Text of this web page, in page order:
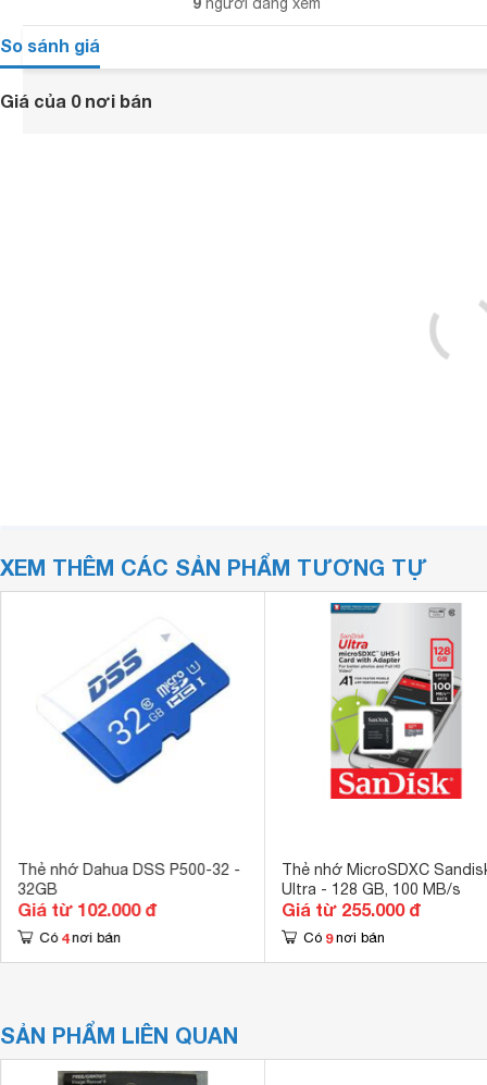
So sánh giá
Giá của 0 nơi bán
XEM THÊM CÁC SẢN PHẨM TƯƠNG TỰ
Thẻ nhớ Dahua DSS P500-32 -
32GB
Giá từ 102.000 đ
Có 4 nơi bán
Thẻ nhớ MicroSDXC
Ultra - 128 GB, 100 MB/s
Giá từ 255.000 đ
Có 9 nơi bán
SẢN PHẨM LIÊN QUAN